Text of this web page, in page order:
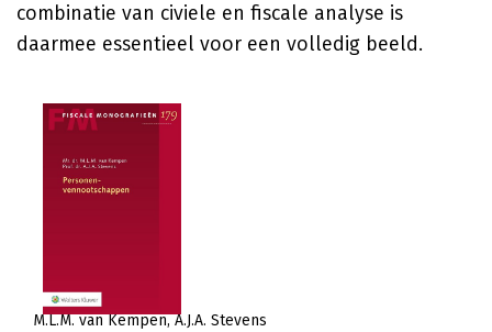
combinatie van civiele en fiscale analyse is
daarmee essentieel voor een volledig beeld.
M.L.M. van Kempen A.J.A. Stevens